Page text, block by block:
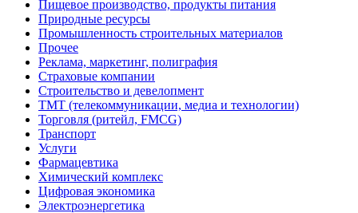
Пищевое производство, продукты питания
Природные ресурсы
Промышленность строительных материалов
Прочее
Реклама, маркетинг, полиграфия
Страховые компании
Строительство и девелопмент
ТМТ (телекоммуникации, медиа и технологии)
Торговля (ритейл, FMCG)
Транспорт
Услуги
Фармацевтика
Химический комплекс
Цифровая экономика
Электроэнергетика